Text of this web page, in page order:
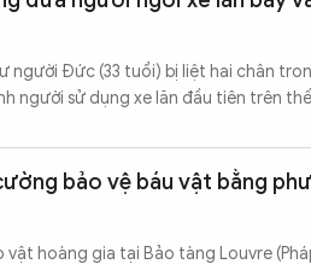
người Đức (33 tuổi) bị liệt hai chân
người sử dụng xe lăn đầu tiên trên
bảo vệ báu vật bằng
hoàng gia tại Bảo tàng Louvre